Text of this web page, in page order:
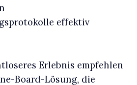
effektiv
Erlebnis empfehlen
Board-Lösung, die